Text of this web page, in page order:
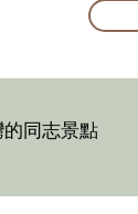
的同志景點